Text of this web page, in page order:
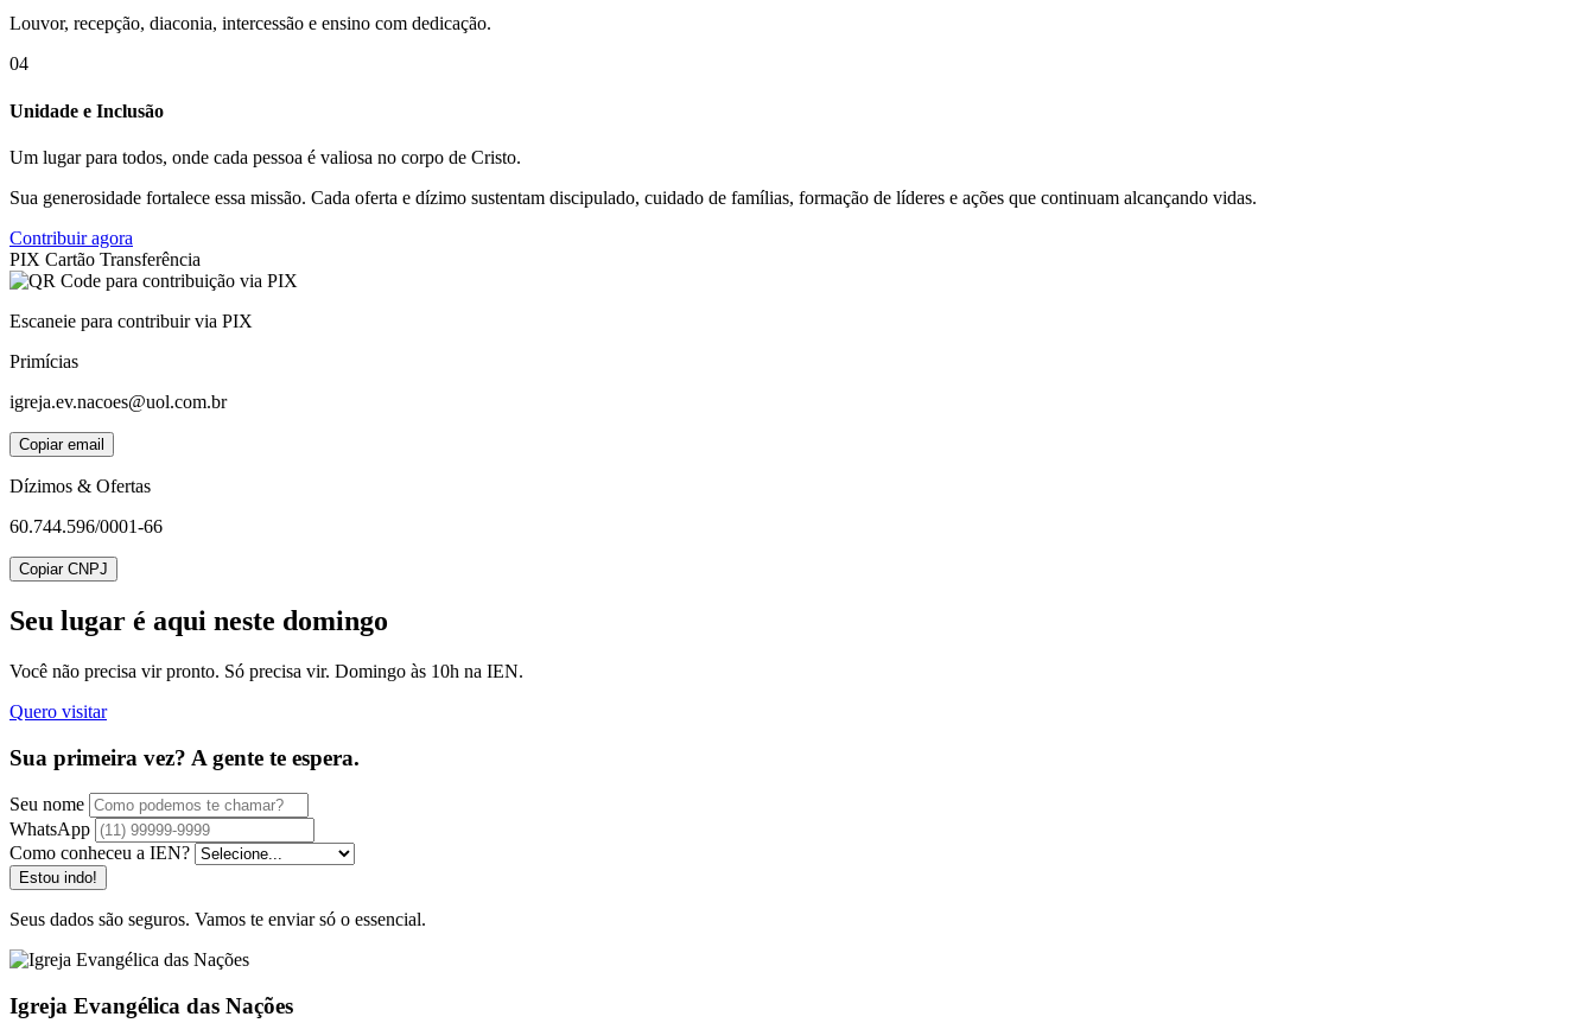
Louvor, recepção, diaconia, intercessão e ensino com dedicação.
04
Unidade e Inclusão
Um lugar para todos, onde cada pessoa é valiosa no corpo de Cristo.
Sua generosidade fortalece essa missão. Cada oferta e dízimo sustentam discipulado, cuidado de famílias, formação de líderes e ações que continuam alcançando vidas.
Contribuir agora
PIX Cartão Transferência
Escaneie para contribuir via PIX
Primícias
igreja.ev.nacoes@uol.com.br
Copiar email
Dízimos & Ofertas
60.744.596/0001-66
Copiar CNPJ
Seu lugar é aqui neste domingo
Você não precisa vir pronto. Só precisa vir. Domingo às 10h na IEN.
Quero visitar
Sua primeira vez? A gente te espera.
Seu nome
WhatsApp
Como conheceu a IEN?
Estou indo!
Seus dados são seguros. Vamos te enviar só o essencial.
Igreja Evangélica das Nações